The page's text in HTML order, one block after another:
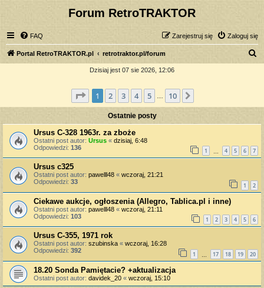
Forum RetroTRAKTOR
FAQ Zaloguj się
Zarejestruj się
Portal RetroTRAKTOR.pl retrotraktor.pl/forum
a
j
Dzisiaj jest 07 sie 2026, 12:06
Strona z10
1 2 3 4 5 10
Ostatnie posty
Ursus C-328 1963r. za zboże
Ostatni post autor: Ursus « dzisiaj, 6:48
Odpowiedzi: 136 1 4 5 6 7
Ursus c325
Ostatni post autor: pawelll48 « wczoraj, 21:21
Odpowiedzi: 33 1 2
Ciekawe aukcje, ogłoszenia (Allegro, Tablica.pl i inne)
Ostatni post autor: pawelll48 « wczoraj, 21:11
Odpowiedzi: 103 1 2 3 4 5 6
Ursus C-355, 1971 rok
Ostatni post autor: szubinska « wczoraj, 16:28
Odpowiedzi: 392 1 17 18 19 20
18.20 Sonda Pamiętacie? +aktualizacja
Ostatni post autor: davidek_20 « wczoraj, 15:10